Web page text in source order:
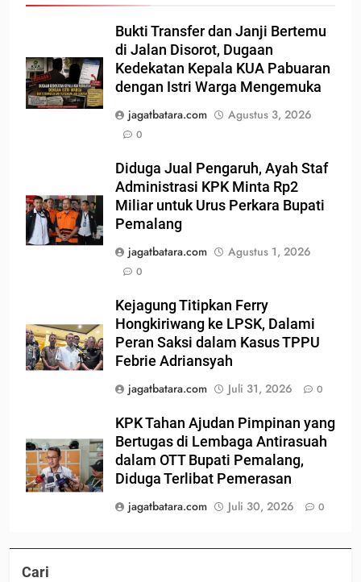
Bukti Transfer dan Janji Bertemu
di Jalan Disorot, Dugaan
Kedekatan Kepala KUA Pabuaran
dengan Istri Warga Mengemuka
jagatbatara.com
Agustus 3, 2026
0
Diduga Jual Pengaruh, Ayah Staf
Administrasi KPK Minta Rp2
Miliar untuk Urus Perkara Bupati
Pemalang
jagatbatara.com
Agustus 1, 2026
0
Kejagung Titipkan Ferry
Hongkiriwang ke LPSK, Dalami
Peran Saksi dalam Kasus TPPU
Febrie Adriansyah
jagatbatara.com
Juli 31, 2026 0
KPK Tahan Ajudan Pimpinan yang
Bertugas di Lembaga Antirasuah
dalam OTT Bupati Pemalang,
Diduga Terlibat Pemerasan
jagatbatara.com
Juli 30, 2026 0
Cari